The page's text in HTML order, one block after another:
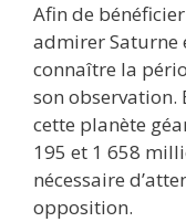
Afin de
admirer Saturne
connaître la
son observation.
cette planète
195 et 1 658
nécessaire
opposition.